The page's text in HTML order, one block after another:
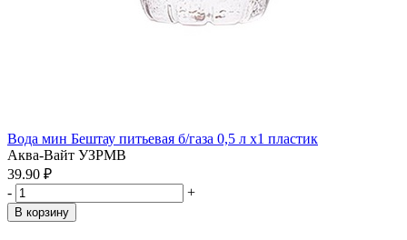
Вода мин Бештау питьевая б/газа 0,5 л x1 пластик
Аква-Вайт УЗРМВ
39.90 ₽
-
+
В корзину